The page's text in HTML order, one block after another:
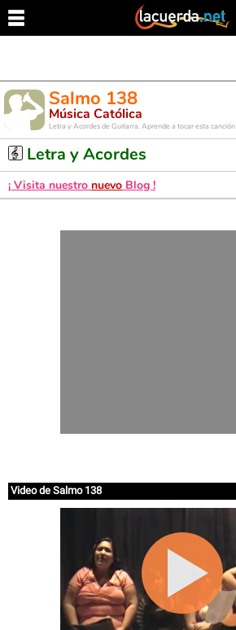
Salmo 138
Música Católica
Letra y Acordes de Guitarra. Aprende a tocar esta canción
Letra y Acordes
¡ Visita nuestro nuevo Blog !
Video de Salmo 138